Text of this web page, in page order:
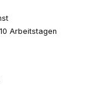
Arbeitstagen